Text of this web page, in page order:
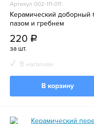
Артикул 002-111-011
Керамический доборный
пазом и гребнем
220 a
за шт.
В наличии
В корзину